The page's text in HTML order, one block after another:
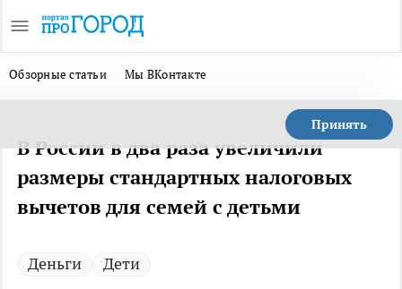
Обзорные статьи Мы ВКонтакте
Принять
В России в два раза увеличили
размеры стандартных налоговых
вычетов для семей с детьми
Деньги Дети